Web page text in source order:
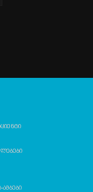
ამბები